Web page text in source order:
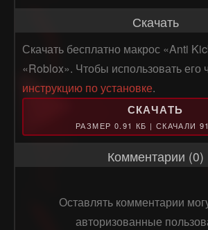
Скачать
Скачать бесплатно макрос «Anti
«Roblox». Чтобы использовать его
инструкцию по установке.
СКАЧАТЬ
РАЗМЕР 0.91 КБ | СКАЧАЛИ
Комментарии (0)
Оставлять комментарии
авторизованные